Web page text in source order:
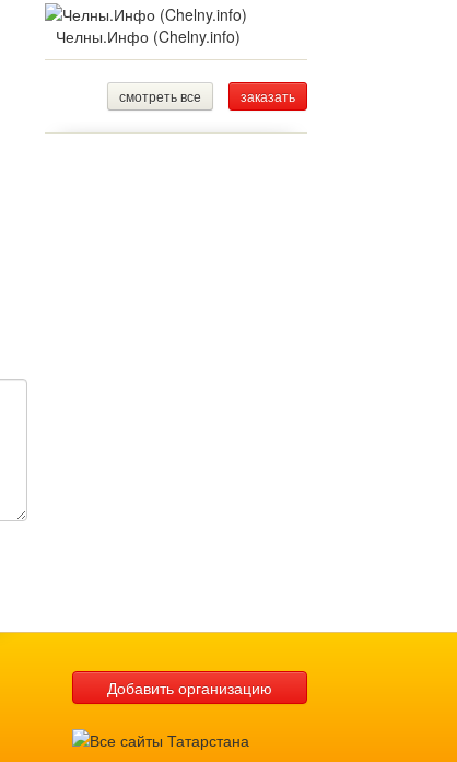
Челны.Инфо (Chelny.info)
смотреть все заказать
Добавить организацию